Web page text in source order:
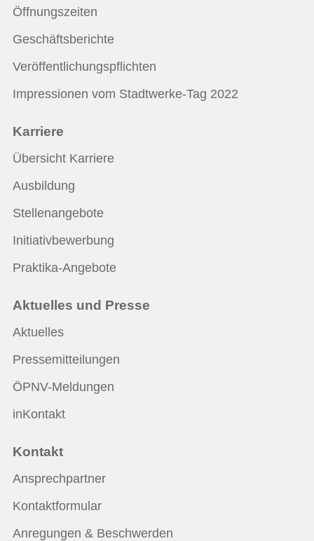
Öffnungszeiten
Geschäftsberichte
Veröffentlichungspflichten
Impressionen vom Stadtwerke-Tag 2022
Karriere
Übersicht Karriere
Ausbildung
Stellenangebote
Initiativbewerbung
Praktika-Angebote
Aktuelles und Presse
Aktuelles
Pressemitteilungen
ÖPNV-Meldungen
inKontakt
Kontakt
Ansprechpartner
Kontaktformular
Anregungen & Beschwerden